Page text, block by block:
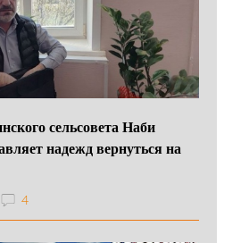
сельсовета Наби
надежд вернуться на
4